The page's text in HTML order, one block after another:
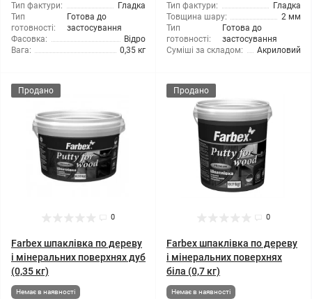
Тип фактури:
Гладка
Тип
готовності:
Готова до
застосування
Фасовка:
Відро
Вага:
0,35 кг
Тип фактури:
Гладка
Товщина шару:
2 мм
Тип
готовності:
Готова до
застосування
Суміші за складом:
Акриловий
Продано
0
Farbex шпаклівка по дереву
і мінеральних поверхнях дуб
(0,35 кг)
Немає в наявності
Продано
0
Farbex шпаклівка по дереву
і мінеральних поверхнях
біла (0,7 кг)
Немає в наявності